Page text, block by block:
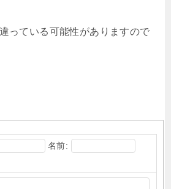
っている可能性がありますので
名前: